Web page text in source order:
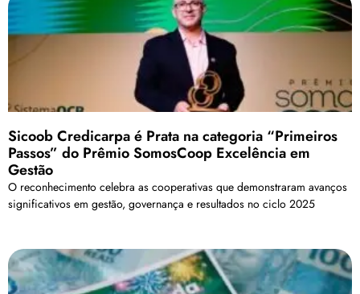
Sicoob Credicarpa é Prata na categoria “Primeiros
Passos” do Prêmio SomosCoop Excelência em
Gestão
O reconhecimento celebra as cooperativas que demonstraram avanços
significativos em gestão, governança e resultados no ciclo 2025